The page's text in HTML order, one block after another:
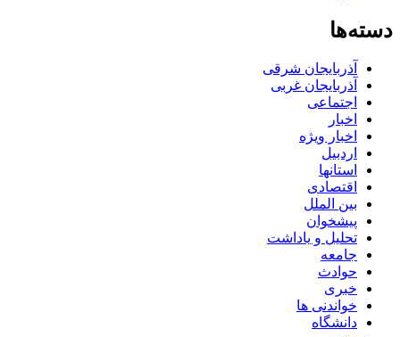
دسته‌ها
آذربایجان شرقی
آذربایجان غربی
اجتماعی
اخبار
اخبار ویژه
اردبیل
استانها
اقتصادی
بین الملل
پیشخوان
تحلیل و یاداشت
جامعه
حوادث
خبری
خواندنی ها
دانشگاه